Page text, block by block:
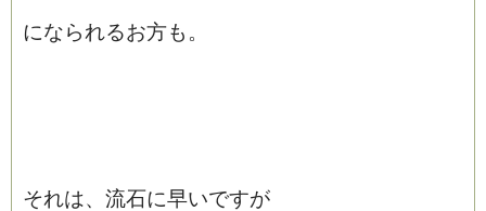
になられるお方も。
それは、流石に早いですが